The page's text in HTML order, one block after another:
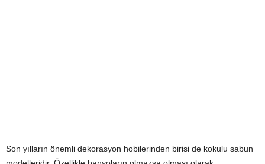
Son yılların önemli dekorasyon hobilerinden birisi de kokulu sabun